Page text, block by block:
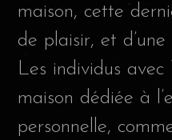
maison, cette
de plaisir, et
Les individus avec
maison dédiée à
personnelle,